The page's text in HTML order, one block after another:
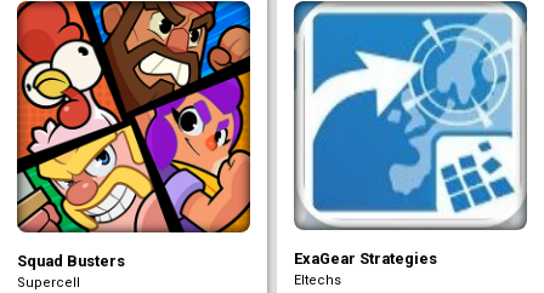
Squad Busters
Supercell
ExaGear Strategies
Eltechs